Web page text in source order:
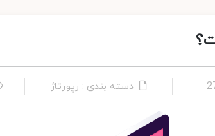
دسته بندی : رپورتاژ